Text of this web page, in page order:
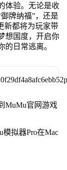
体验。无论是收
牌纳福”，还是
新都将为玩家带
想国度，开启你
的日常逃离。
MuMu官网游戏
拟器Pro在Mac